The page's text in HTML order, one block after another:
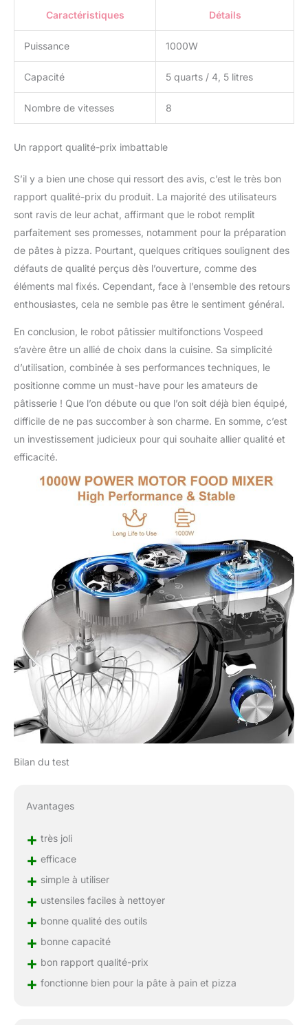
installer et à enlever le
3 accessoires. 4
ventouses robustes en
silicone sur la base
aident à le fixer au plan
de travail et empêchent
le « mouvement »
fonctionnement.
MULTIFONCTIONNEL 3
EN 1】 La cuisson du
mixeur Vospeed est
livrée avec un mixeur, un
crochet pour pâte et un
fouet pour revolver, ce
qui offre une polyvalence
de mélange pour battre,
battre, pétrir, mélanger
des œufs ou crème.
des gâteaux, du pain,
des biscuits, des
gâteaux, des muffins et
des waffles.
✔【GARANTIE DE
BONIFICATION DE 2 ANS
ET SERVICE CLIENT DE
7 X 24 HEURES】 Si
avez des problèmes de
qualité ou avez des
questions pendant
l'utilisation dans les 2
ans à partir de la date
d'achat, vous pouvez
contacter directement
notre service client. Nous
vous communiquerons
dans les 24 heures.
Caractéristiques Détails
Puissance 1000W
Capacité 5 quarts / 4, 5 litres
Nombre de vitesses 8
Un rapport qualité-prix imbattable
S’il y a bien une chose qui ressort des avis, c’est le très bon
rapport qualité-prix du produit. La majorité des utilisateurs
sont ravis de leur achat, affirmant que le robot remplit
parfaitement ses promesses, notamment pour la préparation
de pâtes à pizza. Pourtant, quelques critiques soulignent des
défauts de qualité perçus dès l’ouverture, comme des
éléments mal fixés. Cependant, face à l’ensemble des retours
enthousiastes, cela ne semble pas être le sentiment général.
En conclusion, le robot pâtissier multifonctions Vospeed
s’avère être un allié de choix dans la cuisine. Sa simplicité
d’utilisation, combinée à ses performances techniques, le
positionne comme un must-have pour les amateurs de
pâtisserie ! Que l’on débute ou que l’on soit déjà bien équipé,
difficile de ne pas succomber à son charme. En somme, c’est
un investissement judicieux pour qui souhaite allier qualité et
efficacité.
Bilan du test
Avantages
+ très joli
+ efficace
+ simple à utiliser
+ ustensiles faciles à nettoyer
+ bonne qualité des outils
+ bonne capacité
+ bon rapport qualité-prix
+ fonctionne bien pour la pâte à pain et pizza